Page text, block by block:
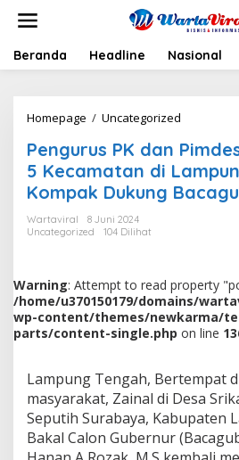
t
Beranda Headline Nasional
Homepage / Uncategorized
n
g
u
r
a
n
P
i
d
s
P
a
r
Pengurus PK dan
5 Kecamatan di
Kompak Dukung
Wartaviral
8 Juni 2024
Uncategorized
104 Dilihat
Warning: Attempt to read property
/home/u370150179/domains/
wp-content/themes/newkarma/
parts/content-single.php on line
Lampung Tengah, Bertempat
masyarakat, Zainal di Desa
Seputih Surabaya, Kabupaten
Bakal Calon Gubernur